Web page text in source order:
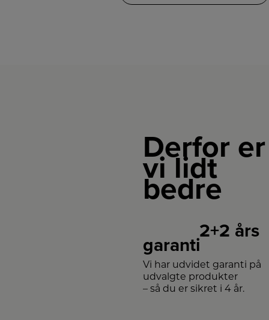
Derfor er
vi lidt
bedre
2+2 års
garanti
Vi har udvidet garanti på
udvalgte produkter
– så du er sikret i 4 år.